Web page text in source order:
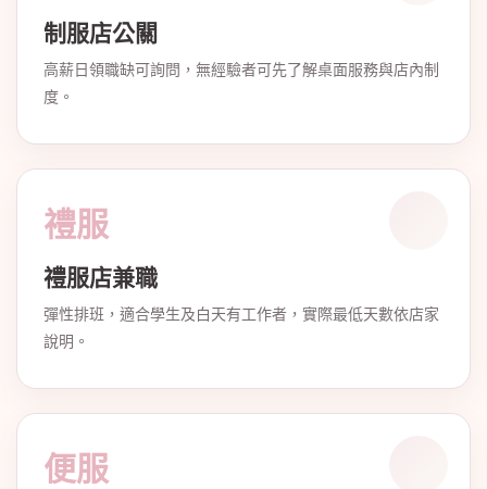
制服店公關
高薪日領職缺可詢問，無經驗者可先了解桌面服務與店內制
度。
禮服
禮服店兼職
彈性排班，適合學生及白天有工作者，實際最低天數依店家
說明。
便服